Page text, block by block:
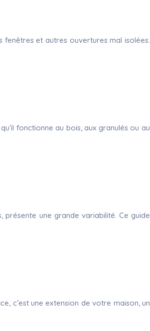
fenêtres et autres ouvertures mal isolées.
fonctionne au bois, aux granulés ou au
présente une grande variabilité. Ce guide
c’est une extension de votre maison, un